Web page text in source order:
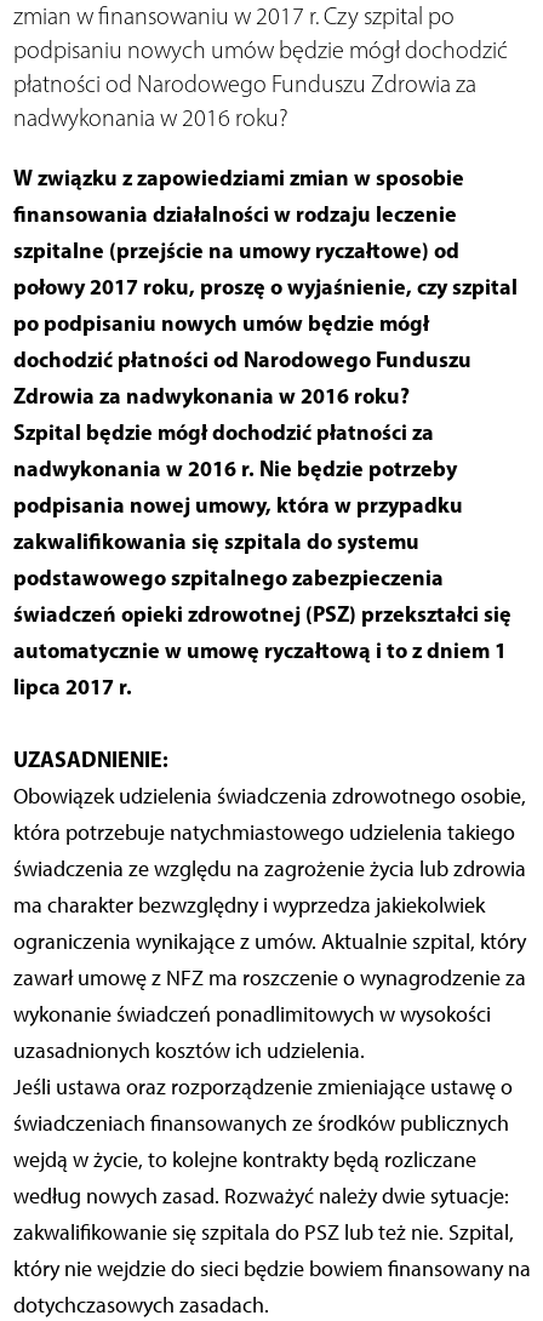
zmian w finansowaniu w 2017 r. Czy szpital po
podpisaniu nowych umów będzie mógł dochodzić
płatności od Narodowego Funduszu Zdrowia za
nadwykonania w 2016 roku?
W związku z zapowiedziami zmian w sposobie
finansowania działalności w rodzaju leczenie
szpitalne (przejście na umowy ryczałtowe) od
połowy 2017 roku, proszę o wyjaśnienie, czy szpital
po podpisaniu nowych umów będzie mógł
dochodzić płatności od Narodowego Funduszu
Zdrowia za nadwykonania w 2016 roku?
Szpital będzie mógł dochodzić płatności za
nadwykonania w 2016 r. Nie będzie potrzeby
podpisania nowej umowy, która w przypadku
zakwalifikowania się szpitala do systemu
podstawowego szpitalnego zabezpieczenia
świadczeń opieki zdrowotnej (PSZ) przekształci się
automatycznie w umowę ryczałtową i to z dniem 1
lipca 2017 r.
UZASADNIENIE:
Obowiązek udzielenia świadczenia zdrowotnego osobie,
która potrzebuje natychmiastowego udzielenia takiego
świadczenia ze względu na zagrożenie życia lub zdrowia
ma charakter bezwzględny i wyprzedza jakiekolwiek
ograniczenia wynikające z umów. Aktualnie szpital, który
zawarł umowę z NFZ ma roszczenie o wynagrodzenie za
wykonanie świadczeń ponadlimitowych w wysokości
uzasadnionych kosztów ich udzielenia.
Jeśli ustawa oraz rozporządzenie zmieniające ustawę o
świadczeniach finansowanych ze środków publicznych
wejdą w życie, to kolejne kontrakty będą rozliczane
według nowych zasad. Rozważyć należy dwie sytuacje:
zakwalifikowanie się szpitala do PSZ lub też nie. Szpital,
który nie wejdzie do sieci będzie bowiem finansowany na
dotychczasowych zasadach.